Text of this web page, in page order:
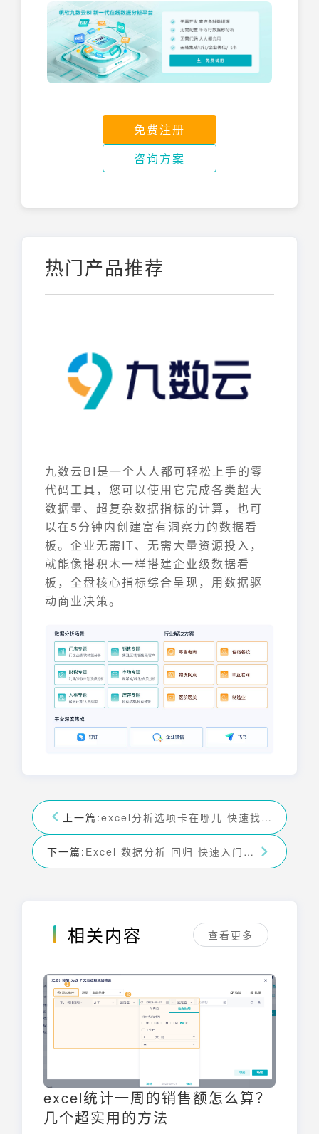
免费注册
咨询方案
热门产品推荐
九数云BI是一个人人都可轻松上手的零
代码工具，您可以使用它完成各类超大
数据量、超复杂数据指标的计算，也可
以在5分钟内创建富有洞察力的数据看
板。企业无需IT、无需大量资源投入，
就能像搭积木一样搭建企业级数据看
板，全盘核心指标综合呈现，用数据驱
动商业决策。
上一篇: excel分析选项卡在哪儿 快速找到Excel数据分析功能
下一篇: Excel 数据分析 回归 快速入门与进阶指南
相关内容 查看更多
excel统计一周的销售额怎么算？
几个超实用的方法